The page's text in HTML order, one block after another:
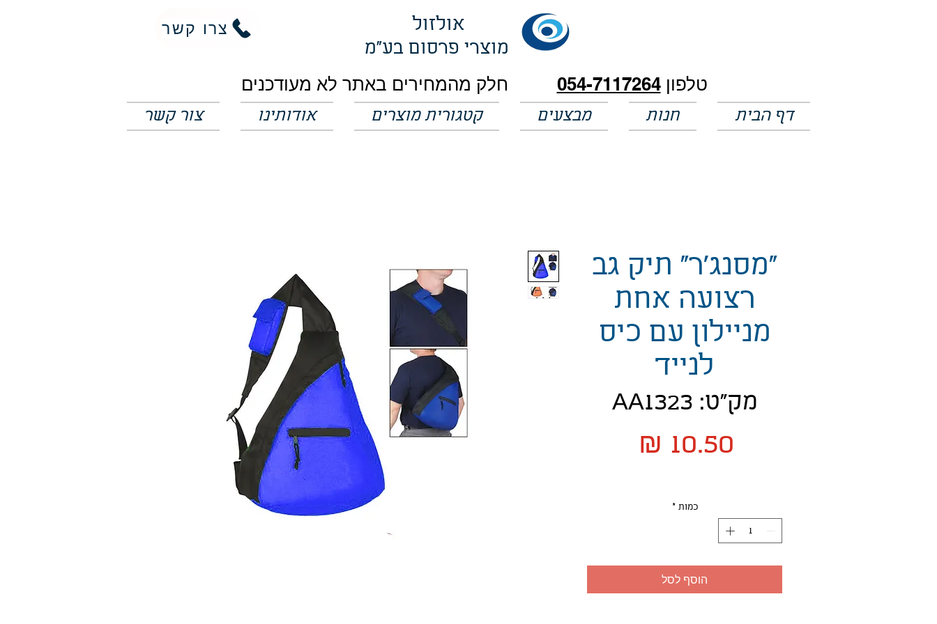
צרו קשר
אולזול
מוצרי פרסום בע"מ
טלפון054-7117264
דף הבית חנות מבצעים קטגורית מוצרים אודותינו צור קשר
"מסנג'ר" תיק גב
רצועה אחת
מניילון עם כיס
לנייד
מק"ט: AA1323
כמות *
הוסף לסל